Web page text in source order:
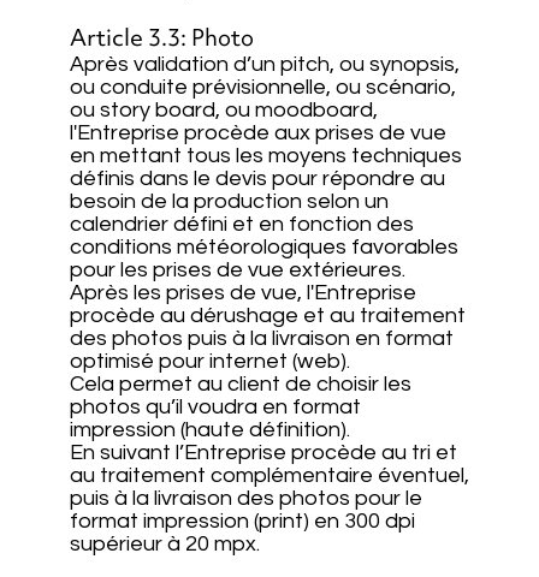
Article 3.3: Photo
Après validation d’un pitch, ou synopsis,
ou conduite prévisionnelle, ou scénario,
ou story board, ou moodboard,
l'Entreprise procède aux prises de vue
en mettant tous les moyens techniques
définis dans le devis pour répondre au
besoin de la production selon un
calendrier défini et en fonction des
conditions météorologiques favorables
pour les prises de vue extérieures.
Après les prises de vue, l'Entreprise
procède au dérushage et au traitement
des photos puis à la livraison en format
optimisé pour internet (web).
Cela permet au client de choisir les
photos qu’il voudra en format
impression (haute définition).
En suivant l’Entreprise procède au tri et
au traitement complémentaire éventuel,
puis à la livraison des photos pour le
format impression (print) en 300 dpi
supérieur à 20 mpx.